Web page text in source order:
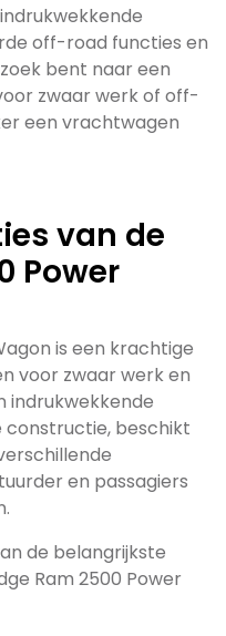
off-road functies en
bent naar een
zwaar werk of off-
een vrachtwagen
van de
Power
is een krachtige
voor zwaar werk en
indrukwekkende
beschikt
en passagiers
de belangrijkste
Ram 2500 Power